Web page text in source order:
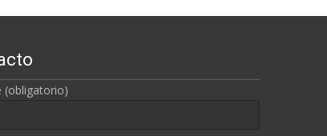
(obligatorio)